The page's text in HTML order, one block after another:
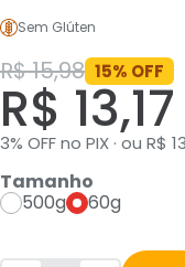
Sem Glúten
R$ 15,98 15% OFF
R$ 13,17
3% OFF no PIX · ou
Tamanho
500g
60g